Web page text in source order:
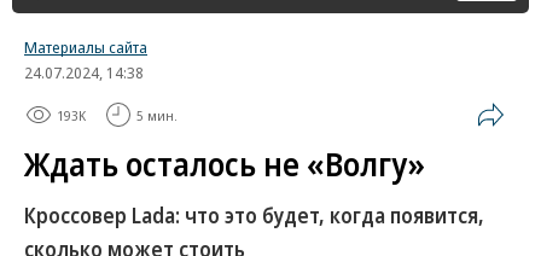
Материалы сайта
24.07.2024, 14:38
193K 5 мин.
Ждать осталось не «Волгу»
Кроссовер Lada: что это будет, когда появится,
сколько может стоить